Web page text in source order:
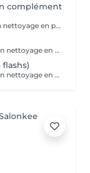
complément
Besoin d'éclat, de stimulation cutanée, d'un nettoyage en profondeur? Avec l'action combinée d'acides hyaluroniques, lactiques et salicyliques, additionnés de planctons marins et de camphre, ce soin coche toutes les cases d'un soin cabine PROFESSIONNEL. A tester .
Besoin d'éclat , de stimulation cutanée , d'un nettoyage en profondeur ? Avec l action combinée d'acides hyaluroniques , lactiques et salicyliques , complétés de planctons marins et camphre ce soin coche toutes les cases d'un soin cabine PROFESSIONNEL . A tester .
Besoin d'éclat , de stimulation cutanée , d'un nettoyage en profondeur ? Avec l action combinée d'acides hyaluroniques , lactiques et salicyliques , complétés de planctons marins et camphre ce soin coche toutes les cases d'un soin cabine PROFESSIONNEL . A tester . En cure sur 4 à 6 semaines.